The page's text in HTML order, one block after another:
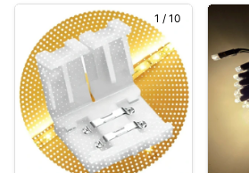
1 / 10